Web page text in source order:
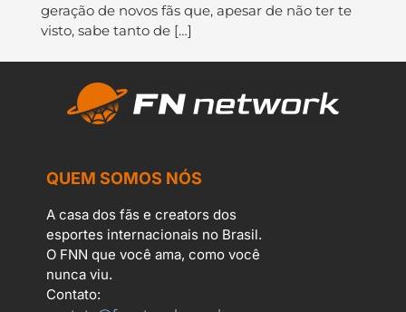
geração de novos fãs que, apesar de não ter te
visto, sabe tanto de […]
QUEM SOMOS NÓS
A casa dos fãs e creators dos
esportes internacionais no Brasil.
O FNN que você ama, como você
nunca viu.
Contato: